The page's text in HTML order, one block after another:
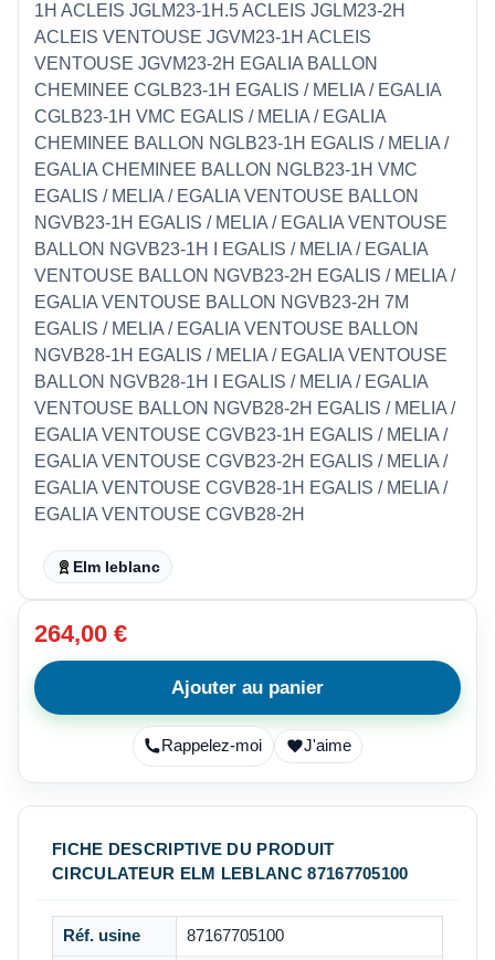
1H ACLEIS JGLM23-1H.5 ACLEIS JGLM23-2H
ACLEIS VENTOUSE JGVM23-1H ACLEIS
VENTOUSE JGVM23-2H EGALIA BALLON
CHEMINEE CGLB23-1H EGALIS / MELIA / EGALIA
CGLB23-1H VMC EGALIS / MELIA / EGALIA
CHEMINEE BALLON NGLB23-1H EGALIS / MELIA /
EGALIA CHEMINEE BALLON NGLB23-1H VMC
EGALIS / MELIA / EGALIA VENTOUSE BALLON
NGVB23-1H EGALIS / MELIA / EGALIA VENTOUSE
BALLON NGVB23-1H I EGALIS / MELIA / EGALIA
VENTOUSE BALLON NGVB23-2H EGALIS / MELIA /
EGALIA VENTOUSE BALLON NGVB23-2H 7M
EGALIS / MELIA / EGALIA VENTOUSE BALLON
NGVB28-1H EGALIS / MELIA / EGALIA VENTOUSE
BALLON NGVB28-1H I EGALIS / MELIA / EGALIA
VENTOUSE BALLON NGVB28-2H EGALIS / MELIA /
EGALIA VENTOUSE CGVB23-1H EGALIS / MELIA /
EGALIA VENTOUSE CGVB23-2H EGALIS / MELIA /
EGALIA VENTOUSE CGVB28-1H EGALIS / MELIA /
EGALIA VENTOUSE CGVB28-2H
Elm leblanc
264,00 €
Ajouter au panier
Rappelez-moi J'aime
FICHE DESCRIPTIVE DU PRODUIT
CIRCULATEUR ELM LEBLANC 87167705100
Réf. usine 87167705100